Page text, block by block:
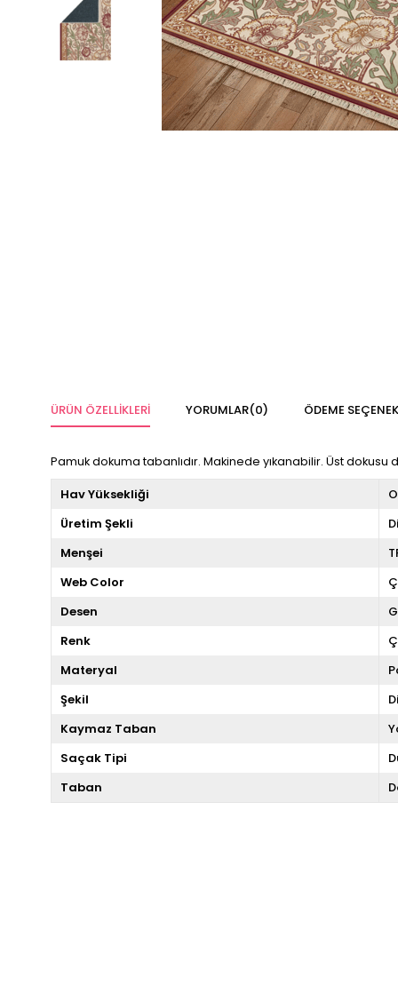
ÜRÜN ÖZELLIKLERI YORUMLAR(0) ÖDEME
Pamuk dokuma tabanlıdır. Makinede yıkanabilir. Üst dokusu
Hav Yüksekliği
Üretim Şekli
Menşei
Web Color
Desen
Renk
Materyal
Şekil
Kaymaz Taban
Saçak Tipi
Taban